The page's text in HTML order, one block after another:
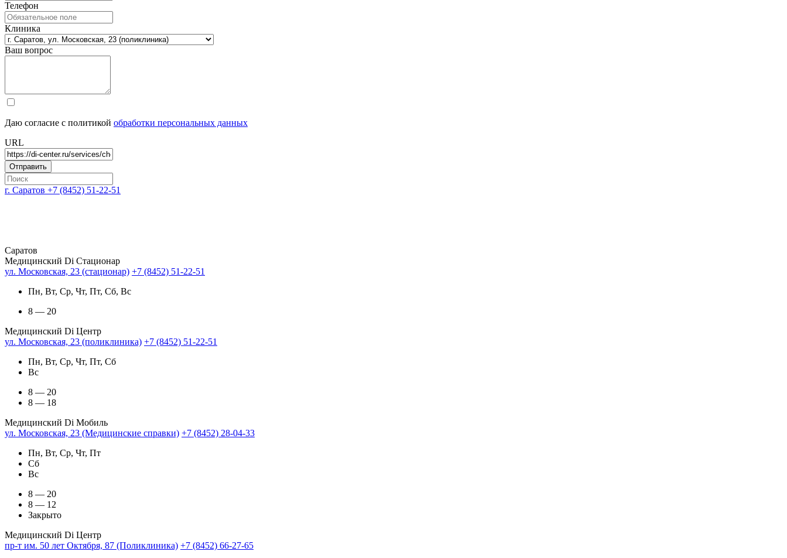
Телефон
Клиника
Ваш вопрос
Даю согласие с политикой обработки персональных данных
URL
г. Саратов +7 (8452) 51-22-51
Саратов
Медицинский Di Стационар
ул. Московская, 23 (стационар) +7 (8452) 51-22-51
Пн, Вт, Ср, Чт, Пт, Сб, Вс
8 — 20
Медицинский Di Центр
ул. Московская, 23 (поликлиника) +7 (8452) 51-22-51
Пн, Вт, Ср, Чт, Пт, Сб
Вс
8 — 20
8 — 18
Медицинский Di Мобиль
ул. Московская, 23 (Медицинские справки) +7 (8452) 28-04-33
Пн, Вт, Ср, Чт, Пт
Сб
Вс
8 — 20
8 — 12
Закрыто
Медицинский Di Центр
пр-т им. 50 лет Октября, 87 (Поликлиника) +7 (8452) 66-27-65